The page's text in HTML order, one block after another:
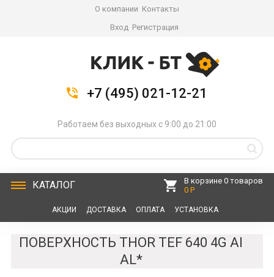
О компании Контакты
Вход Регистрация
+7 (495) 021-12-21
Работаем без выходных с 9:00 до 21:00
КАТАЛОГ
В корзине 0 товаров
0 Р
АКЦИИ ДОСТАВКА ОПЛАТА УСТАНОВКА
ПОВЕРХНОСТЬ THOR TEF 640 4G AI
AL*